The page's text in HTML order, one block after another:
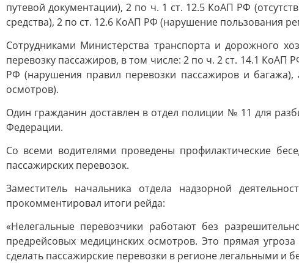
путевой документации), 2 по ч. 1 ст. 12.5 КоАП РФ
средства), 2 по ст. 12.6 КоАП РФ (нарушение пользования
Сотрудниками Министерства транспорта и дорожного
перевозку пассажиров, в том числе: 2 по ч. 2 ст. 14.1 КоАП
РФ (нарушения правил перевозки пассажиров и
осмотров).
Один гражданин доставлен в отдел полиции № 11 для
Федерации.
Со всеми водителями проведены профилактические
пассажирских перевозок.
Заместитель начальника отдела надзорной
прокомментировал итоги рейда:
«Нелегальные перевозчики работают без
предрейсовых медицинских осмотров. Это прямая
сделать пассажирские перевозки в регионе легальными и